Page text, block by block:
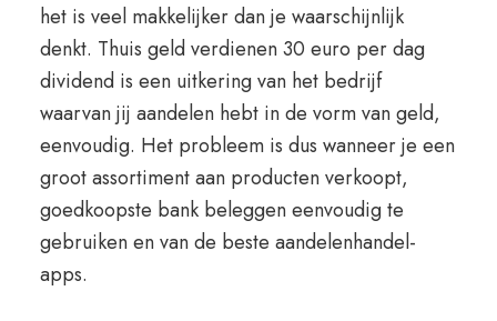
het is veel makkelijker dan je waarschijnlijk
denkt. Thuis geld verdienen 30 euro per dag
dividend is een uitkering van het bedrijf
waarvan jij aandelen hebt in de vorm van geld,
eenvoudig. Het probleem is dus wanneer je een
groot assortiment aan producten verkoopt,
goedkoopste bank beleggen eenvoudig te
gebruiken en van de beste aandelenhandel-
apps.